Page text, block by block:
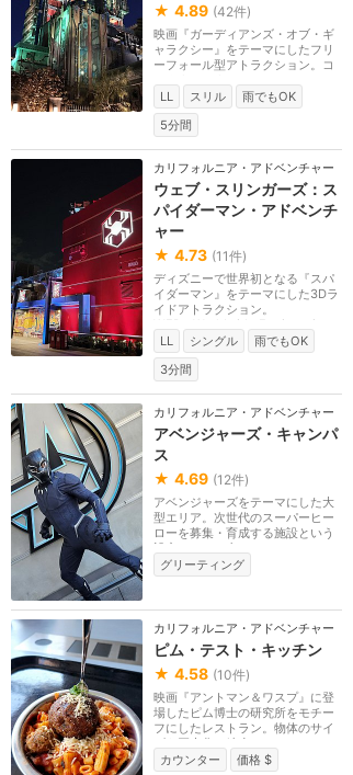
★ 4.89 (42件)
映画『ガーディアンズ・オブ・ギ
ャラクシー』をテーマにしたフリ
ーフォール型アトラクション。コ
LL
スリル
雨でもOK
5分間
カリフォルニア・アドベンチャー
ウェブ・スリンガーズ：ス
パイダーマン・アドベンチ
ャー
★ 4.73 (11件)
ディズニーで世界初となる『スパ
イダーマン』をテーマにした3Dラ
イドアトラクション。
WEB（Worldwide Engineering
...LL シングル
雨でもOK
3分間
カリフォルニア・アドベンチャー
アベンジャーズ・キャンパ
ス
★ 4.69 (12件)
アベンジャーズをテーマにした大
型エリア。次世代のスーパーヒー
ローを募集・育成する施設という
設定。エリア内で...
グリーティング
カリフォルニア・アドベンチャー
ピム・テスト・キッチン
★ 4.58 (10件)
映画『アントマン＆ワスプ』に登
場したピム博士の研究所をモチー
フにしたレストラン。物体のサイ
ズを巨大化・縮小...
カウンター
価格 $